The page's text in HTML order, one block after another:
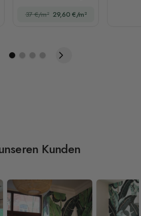
37 €/m² 29,60 €/m²
Kunden